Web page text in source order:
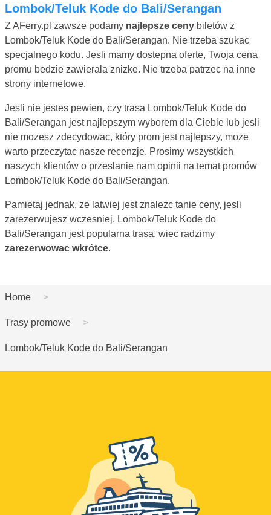
Lombok/Teluk Kode do Bali/Serangan
Z AFerry.pl zawsze podamy najlepsze ceny biletów z
Lombok/Teluk Kode do Bali/Serangan. Nie trzeba szukac
specjalnego kodu. Jesli mamy dostepna oferte, Twoja cena
promu bedzie zawierala znizke. Nie trzeba patrzec na inne
strony internetowe.
Jesli nie jestes pewien, czy trasa Lombok/Teluk Kode do
Bali/Serangan jest najlepszym wyborem dla Ciebie lub jesli
nie mozesz zdecydowac, który prom jest najlepszy, moze
warto przeczytac nasze recenzje. Prosimy wszystkich
naszych klientów o przeslanie nam opinii na temat promów
Lombok/Teluk Kode do Bali/Serangan.
Pamietaj jednak, ze latwiej jest znalezc tanie ceny, jesli
zarezerwujesz wczesniej. Lombok/Teluk Kode do
Bali/Serangan jest popularna trasa, wiec radzimy
zarezerwowac wkrótce.
Home
Trasy promowe
Lombok/Teluk Kode do Bali/Serangan